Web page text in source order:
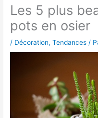
Les 5 plus
pots en osier
/ Décoration,Tendances /